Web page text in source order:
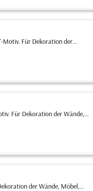
Motiv. Für Dekoration der...
Für Dekoration der Wände,...
der Wände, Möbel,...